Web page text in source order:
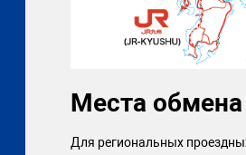
Места
Для региональных